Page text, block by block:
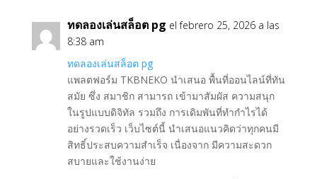
ทดลองเล่นสล็อต pg el febrero 25, 2026 a las
8:38 am
ทดลองเล่นสล็อต pg
แพลตฟอร์ม TKBNEKO นำเสนอ พื้นที่ออนไลน์ที่ทัน
สมัย ซึ่ง สมาชิก สามารถ เข้ามาสัมผัส ความสนุก
ในรูปแบบดิจิทัล รวมถึง การเดิมพันที่ทำกำไรได้
อย่างรวดเร็ว เว็บไซต์นี้ นำเสนอแนวคิดว่าทุกคนมี
สิทธิ์ประสบความสำเร็จ เนื่องจาก มีความสะดวก
สบายและใช้งานง่าย